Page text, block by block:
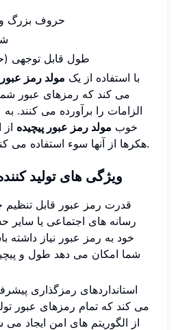
حروف بزرگ
طول قابل توجهی (حداقل 12
با استفاده از یک مولد رمز
می کند که رمزهای عبور
الزامات را برآورده می کنند.
خوب مولد رمز عبور پیچیده
هکرها از آنها سوء استفاده می کنند اجتناب می کند.
ویژگی های تولید
قدرت رمز عبور قابل تنظیم
رسانه های اجتماعی یا
خود به رمز عبور نیاز داشته
شما امکان می دهد طول و
استانداردهای رمزگذاری
می کند که تمام رمزهای عبور
از الگوریتم های امن ایجاد